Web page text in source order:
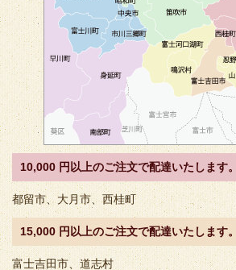
10,000 円以上のご注文で配達いたします。
都留市、大月市、西桂町
15,000 円以上のご注文で配達いたします。
富士吉田市、道志村